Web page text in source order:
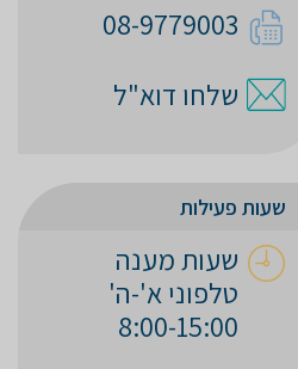
08-9779003
שלחו דוא"ל
שעות פעילות
שעות מענה
טלפוני א'-ה'
8:00-15:00